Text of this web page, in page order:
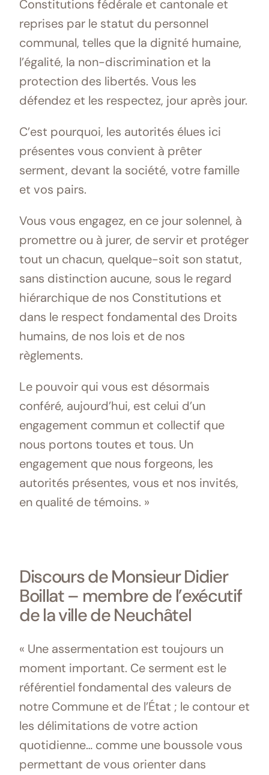
Constitutions fédérale et cantonale et
reprises par le statut du personnel
communal, telles que la dignité humaine,
l’égalité, la non-discrimination et la
protection des libertés. Vous les
défendez et les respectez, jour après jour.
C’est pourquoi, les autorités élues ici
présentes vous convient à prêter
serment, devant la société, votre famille
et vos pairs.
Vous vous engagez, en ce jour solennel, à
promettre ou à jurer, de servir et protéger
tout un chacun, quelque-soit son statut,
sans distinction aucune, sous le regard
hiérarchique de nos Constitutions et
dans le respect fondamental des Droits
humains, de nos lois et de nos
règlements.
Le pouvoir qui vous est désormais
conféré, aujourd’hui, est celui d’un
engagement commun et collectif que
nous portons toutes et tous. Un
engagement que nous forgeons, les
autorités présentes, vous et nos invités,
en qualité de témoins. »
Discours de Monsieur Didier
Boillat – membre de l’exécutif
de la ville de Neuchâtel
« Une assermentation est toujours un
moment important. Ce serment est le
référentiel fondamental des valeurs de
notre Commune et de l’État ; le contour et
les délimitations de votre action
quotidienne… comme une boussole vous
permettant de vous orienter dans